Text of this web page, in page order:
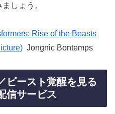
しょう。
Rise of the Beasts
Jongnic Bontemps
ビースト覚醒を見る
信サービス